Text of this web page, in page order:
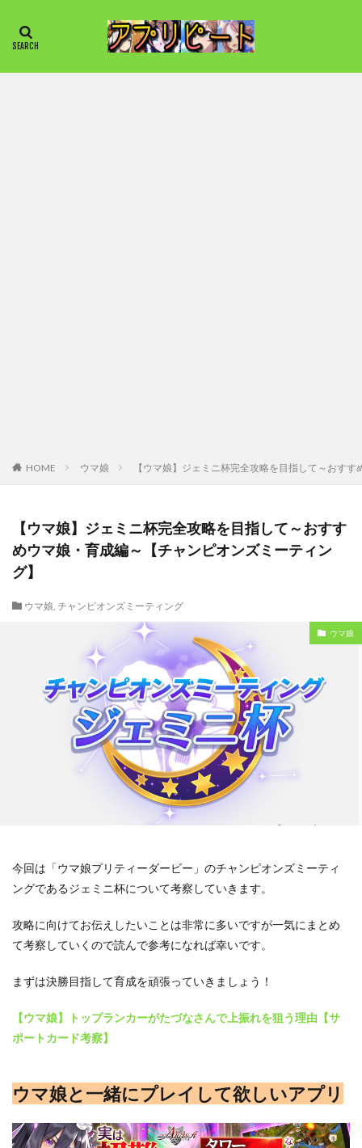
HOME ウマ娘 【ウマ娘】ジェミニ杯完全攻略を目指して～おす
【ウマ娘】ジェミニ杯完全攻略を目指して～おすす
めウマ娘・育成編～【チャンピオンズミーティン
グ】
ウマ娘, チャンピオンズミーティング
ウマ娘
今回は「ウマ娘プリティーダービー」のチャンピオンズミーティ
ングであるジェミニ杯について考察していきます。
攻略に向けてお伝えしたいことは非常に多いですが一気にまとめ
て考察していくので読んで参考になれば幸いです。
まずは決勝目指して育成を頑張っていきましょう！
【ウマ娘】トップランカーがたづなさんで上振れを狙う理由【サ
ポートカード考察】
ウマ娘と一緒にプレイして欲しいアプリ